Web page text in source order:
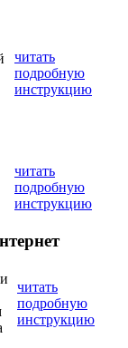
читать
подробную
инструкцию
читать
подробную
инструкцию
читать
подробную
инструкцию